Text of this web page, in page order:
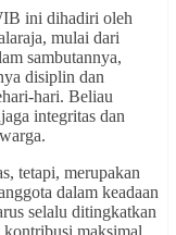
ini dihadiri oleh
mulai dari
sambutannya,
disiplin dan
hari. Beliau
integritas dan
tetapi, merupakan
dalam keadaan
selalu ditingkatkan
kontribusi maksimal